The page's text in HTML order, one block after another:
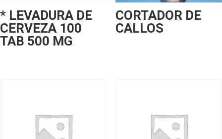
* LEVADURA DE
CERVEZA 100
TAB 500 MG
CORTADOR DE
CALLOS